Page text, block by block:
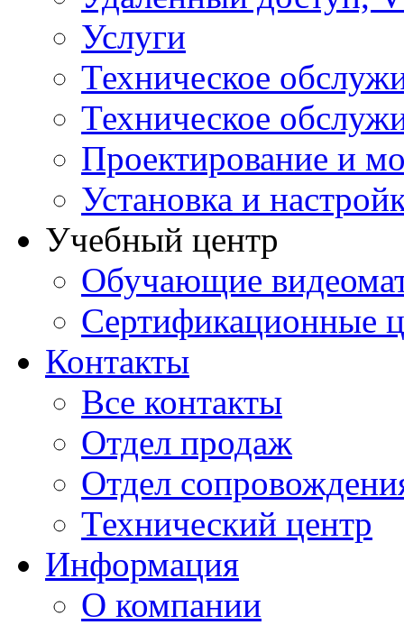
Услуги
Техническое
Техническое
Проектирование и
Установка и
Учебный центр
Обучающие
Сертификационные
Контакты
Все контакты
Отдел продаж
Отдел
Технический центр
Информация
О компании